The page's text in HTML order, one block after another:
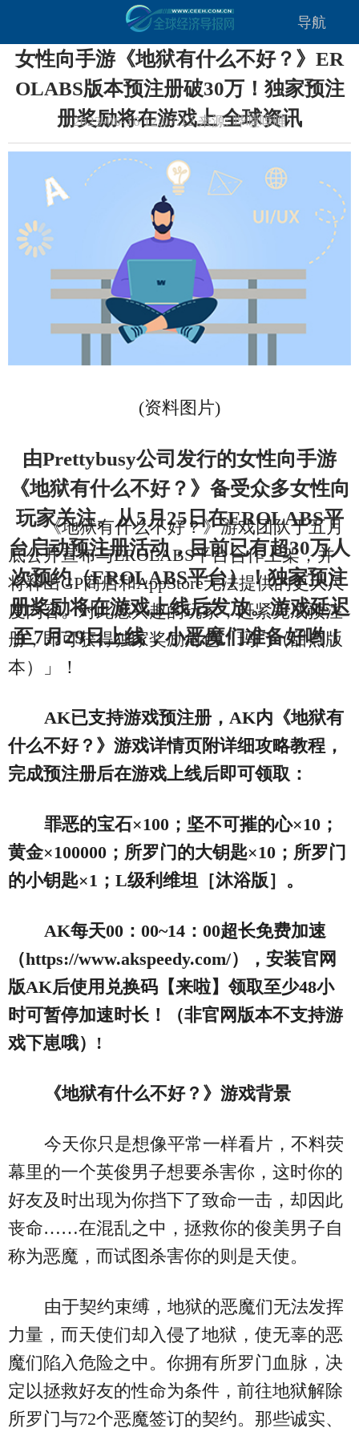
导航
女性向手游《地狱有什么不好？》ER
OLABS版本预注册破30万！独家预注
册奖励将在游戏上 全球资讯
2023-06-16 12:07:12 来源: 哔哩哔哩
(资料图片)
由Prettybusy公司发行的女性向手游
《地狱有什么不好？》备受众多女性向
玩家关注。从5月25日在EROLABS平
台启动预注册活动，目前已有超30万人
次预约（EROLABS平台）！独家预注
册奖励将在游戏上线后发放。游戏延迟
至7月29日上线，小恶魔们准备好哟！
《地狱有什么不好？》游戏团队于五月
底公开宣布与EROLABS平台合作上架，并
将释出GP商店和AppStore无法提供的更大尺
度内容。对此感兴趣的玩家，赶紧完成预注
册，即可获得独家奖励角色「玛门（甜点版
本）」！
AK已支持游戏预注册，AK内 《地狱有
什么不好？》 游戏详情页附详细攻略教程，
完成预注册后在游戏上线后即可领取：
罪恶的宝石×100； 坚不可摧的心×10；
黄金×100000 ； 所罗门的大钥匙×10 ； 所罗门
的小钥匙×1 ； L级利维坦［沐浴版］ 。
AK每天00：00~14：00超长免费加速
（https://www.akspeedy.com/）
，安装官网
版AK后使用兑换码【来啦】领取至少48小
时可暂停加速时长！（非官网版本不支持游
戏下崽哦）!
《地狱有什么不好？》 游戏背景
今天你只是想像平常一样看片，不料荧
幕里的一个英俊男子想要杀害你，这时你的
好友及时出现为你挡下了致命一击，却因此
丧命……在混乱之中，拯救你的俊美男子自
称为恶魔，而试图杀害你的则是天使。
由于契约束缚，地狱的恶魔们无法发挥
力量，而天使们却入侵了地狱，使无辜的恶
魔们陷入危险之中。你拥有所罗门血脉，决
定以拯救好友的性命为条件，前往地狱解除
所罗门与72个恶魔签订的契约。那些诚实、